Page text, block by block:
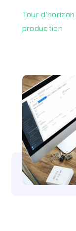
Tour
production